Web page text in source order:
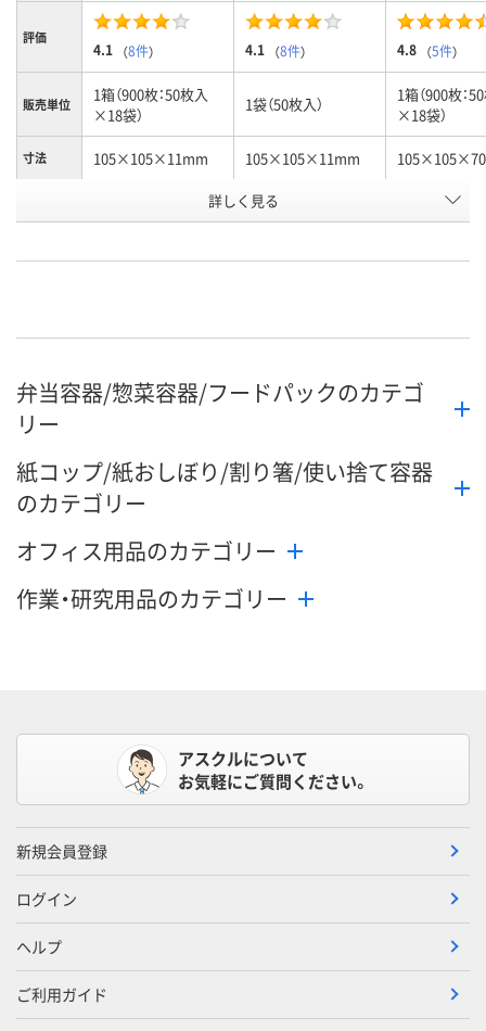
評価
4.1 （8件） 4.1 （8件） 4.8 （5件）
販売単位
1箱（900枚：50枚入
×18袋）
1袋（50枚入）
1箱（900枚：
×18袋）
寸法 105×105×11mm 105×105×11mm
J312702 J360900
ます
数量 数量 数量
詳しく見る
弁当容器/惣菜容器/フードパックのカテゴ
リー
紙コップ/紙おしぼり/割り箸/使い捨て容器
のカテゴリー
オフィス用品のカテゴリー
作業・研究用品のカテゴリー
アスクルについて
お気軽にご質問ください。
新規会員登録
ログイン
ヘルプ
ご利用ガイド